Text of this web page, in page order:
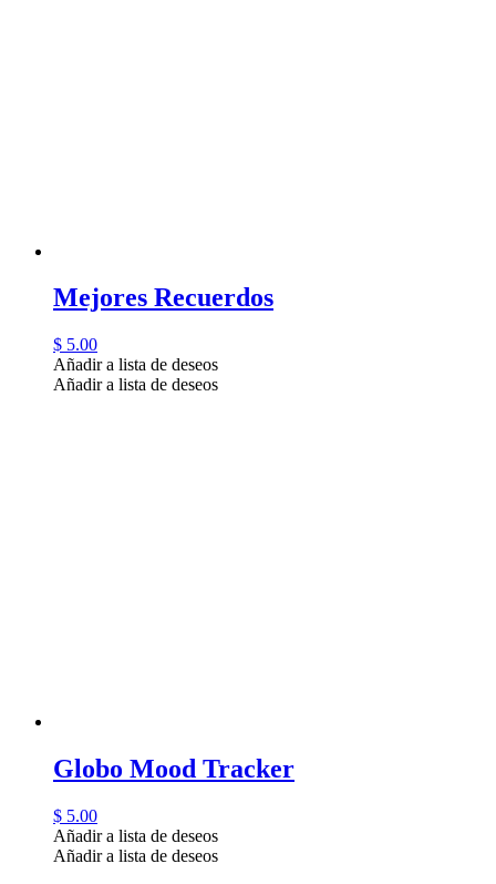
Mejores Recuerdos
$ 5.00
Añadir a lista de deseos
Añadir a lista de deseos
Globo Mood Tracker
$ 5.00
Añadir a lista de deseos
Añadir a lista de deseos